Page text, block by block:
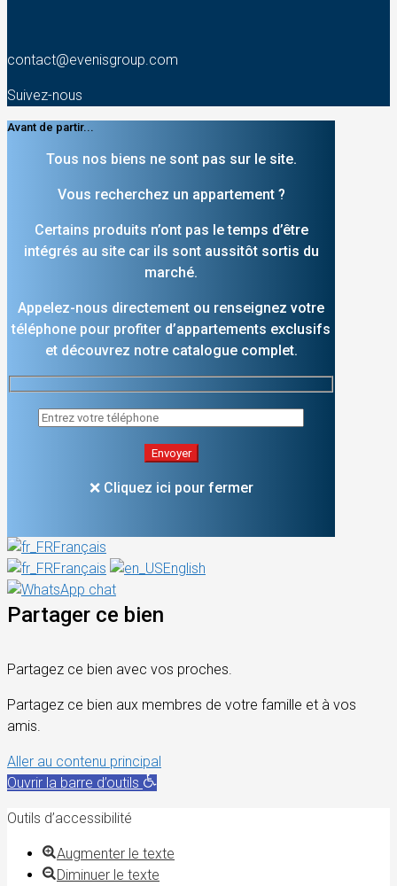
contact@evenisgroup.com
Suivez-nous
Avant de partir...
Tous nos biens ne sont pas sur le site.
Vous recherchez un appartement ?
Certains produits n’ont pas le temps d’être
intégrés au site car ils sont aussitôt sortis du
marché.
Appelez-nous directement ou renseignez votre
téléphone pour profiter d’appartements exclusifs
et découvrez notre catalogue complet.
❌ Cliquez ici pour fermer
Français
Français
English
Partager ce bien
Partagez ce bien avec vos proches.
Partagez ce bien aux membres de votre famille et à vos
amis.
Aller au contenu principal
Ouvrir la barre d’outils
Outils d’accessibilité
Augmenter le texte
Diminuer le texte